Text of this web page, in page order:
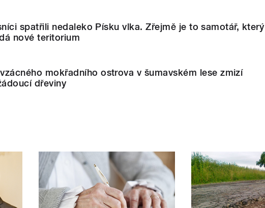
spatřili nedaleko Písku vlka. Zřejmě je to samotář, který
nové teritorium
mokřadního ostrova v šumavském lese zmizí
dřeviny